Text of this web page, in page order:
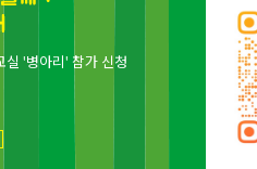
실 '병아리' 참가 신청